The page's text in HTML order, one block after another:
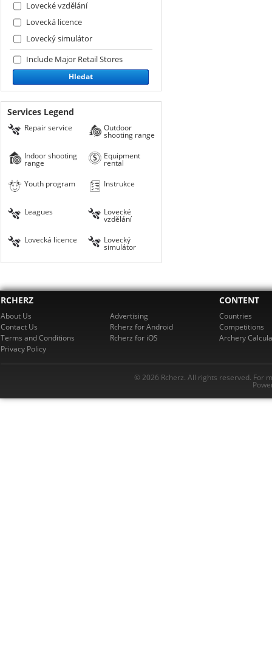
Lovecké vzdělání
Lovecká licence
Lovecký simulátor
Include Major Retail Stores
Hledat
Services Legend
Repair service Outdoor
shooting range
Indoor shooting
range
Equipment
rental
Youth program
Instrukce
Leagues Lovecké
vzdělání
Lovecká licence
Lovecký
simulátor
RCHERZ
About Us
Contact Us
Terms and Conditions
Privacy Policy
Advertising
Rcherz for Android
Rcherz for iOS
CONTENT
Countries
Competitions
Archery
© 2026 Rcherz. All rights reserved. For